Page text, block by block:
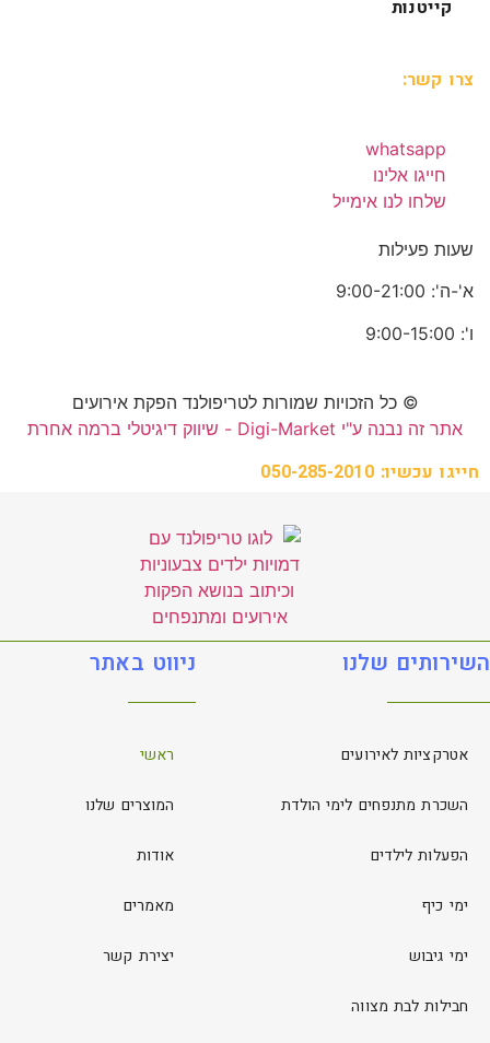
קייטנות
צרו קשר:
whatsapp
חייגו אלינו
שלחו לנו אימייל
שעות פעילות
א'-ה': 9:00-21:00
ו': 9:00-15:00
© כל הזכויות שמורות לטריפולנד הפקת אירועים
אתר זה נבנה ע"י Digi-Market - שיווק דיגיטלי ברמה אחרת
חייגו עכשיו: 050-285-2010
השירותים שלנו
אטרקציות לאירועים
השכרת מתנפחים לימי הולדת
הפעלות לילדים
ימי כיף
ימי גיבוש
חבילות לבת מצווה
ניווט באתר
ראשי
המוצרים שלנו
אודות
מאמרים
יצירת קשר